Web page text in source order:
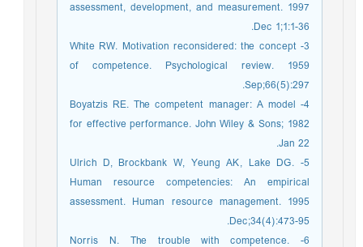
assessment, development, and measurement. 1997
Dec 1;1:1-36.
3- White RW. Motivation reconsidered: the concept
of competence. Psychological review. 1959
Sep;66(5):297.
4- Boyatzis RE. The competent manager: A model
for effective performance. John Wiley & Sons; 1982
Jan 22.
5- Ulrich D, Brockbank W, Yeung AK, Lake DG.
Human resource competencies: An empirical
assessment. Human resource management. 1995
Dec;34(4):473-95.
6- Norris N. The trouble with competence.